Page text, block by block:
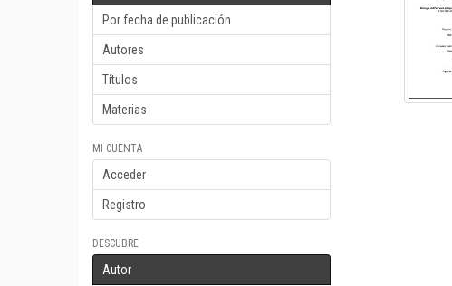
Por fecha de publicación
Autores
Títulos
Materias
MI CUENTA
Acceder
Registro
DESCUBRE
Autor